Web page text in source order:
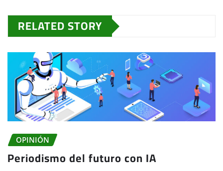
RELATED STORY
OPINIÓN
Periodismo del futuro con IA